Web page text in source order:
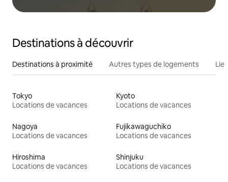
Destinations à découvrir
Destinations à proximité Autres types de logements
Tokyo
Locations de vacances
Kyoto
Locations de vacances
Nagoya
Locations de vacances
Fujikawaguchiko
Locations de vacances
Hiroshima
Locations de vacances
Shinjuku
Locations de vacances